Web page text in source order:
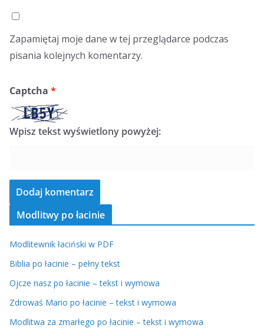
Zapamiętaj moje dane w tej przeglądarce podczas
pisania kolejnych komentarzy.
Captcha *
Wpisz tekst wyświetlony powyżej:
Modlitwy po łacinie
Modlitewnik łaciński w PDF
Biblia po łacinie – pełny tekst
Ojcze nasz po łacinie – tekst i wymowa
Zdrowaś Mario po łacinie – tekst i wymowa
Modlitwa za zmarłego po łacinie – tekst i wymowa